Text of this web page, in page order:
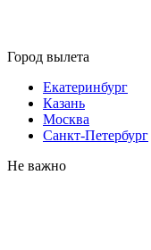
Город вылета
Екатеринбург
Казань
Москва
Санкт-Петербург
Не важно